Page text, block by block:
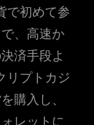
で初めて参
、高速か
済手段よ
リプトカジ
購入し、
レットに